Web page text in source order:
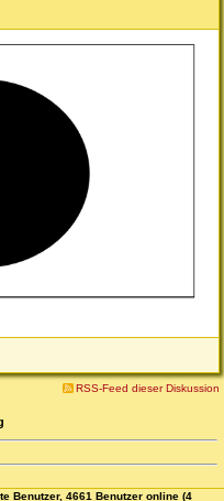
RSS-Feed dieser Diskussion
Benutzer, 4661 Benutzer online (4